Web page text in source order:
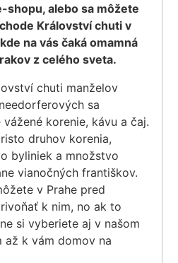
shopu, alebo sa môžete
Království chuti v
na vás čaká omamná
z celého sveta.
chuti manželov
sa
korenie, kávu a čaj.
druhov korenia,
byliniek a množstvo
vianočných františkov.
v Prahe pred
k nim, no ak to
si vyberiete aj v našom
až k vám domov na